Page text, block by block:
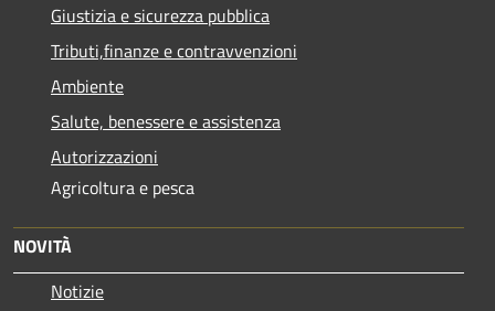
Giustizia e sicurezza pubblica
Tributi,finanze e contravvenzioni
Ambiente
Salute, benessere e assistenza
Autorizzazioni
Agricoltura e pesca
NOVITÀ
Notizie